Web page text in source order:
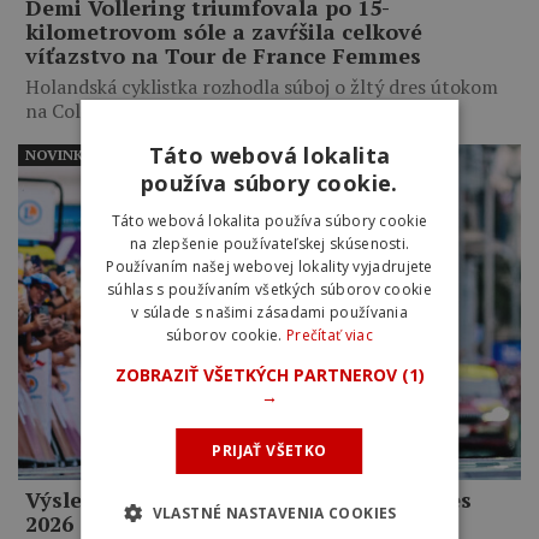
Demi Vollering triumfovala po 15-
kilometrovom sóle a zavŕšila celkové
víťazstvo na Tour de France Femmes
Holandská cyklistka rozhodla súboj o žltý dres útokom
na Col…
Výsledky 9. etapy Tour de France Femmes
2026
NOVINKY
Táto webová lokalita
používa súbory cookie.
Táto webová lokalita používa súbory cookie
na zlepšenie používateľskej skúsenosti.
Používaním našej webovej lokality vyjadrujete
súhlas s používaním všetkých súborov cookie
v súlade s našimi zásadami používania
súborov cookie. Prečítať viac
ZOBRAZIŤ VŠETKÝCH PARTNEROV (1)
→
PRIJAŤ VŠETKO
VLASTNÉ NASTAVENIA COOKIES